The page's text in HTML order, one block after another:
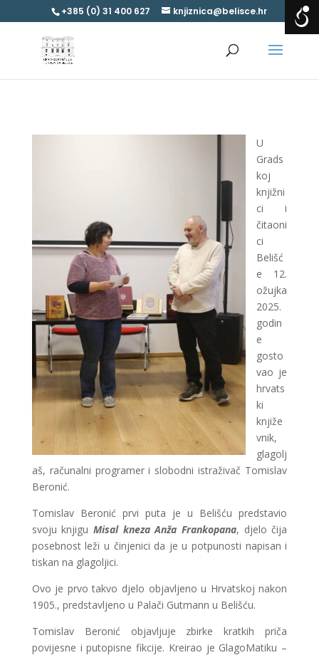
+385 (0) 31 400 627 knjiznica@belisce.hr
U
Grads
koj
knjižni
ci i
čitaoni
ci
Belišć
e 12.
ožujka
2025.
godin
e
gosto
vao je
hrvats
ki
knjiže
vnik,
glagolj
aš, računalni programer i slobodni istraživač Tomislav
Beronić.
Tomislav Beronić prvi puta je u Belišću predstavio
svoju knjiguMisal kneza Anža Frankopana, djelo čija
posebnost leži u činjenici da je u potpunosti napisan i
tiskan na glagoljici.
Ovo je prvo takvo djelo objavljeno u Hrvatskoj nakon
1905., predstavljeno u Palači Gutmann u Belišću.
Tomislav Beronić objavljuje zbirke kratkih priča
povijesne i putopisne fikcije. Kreirao je GlagoMatiku –